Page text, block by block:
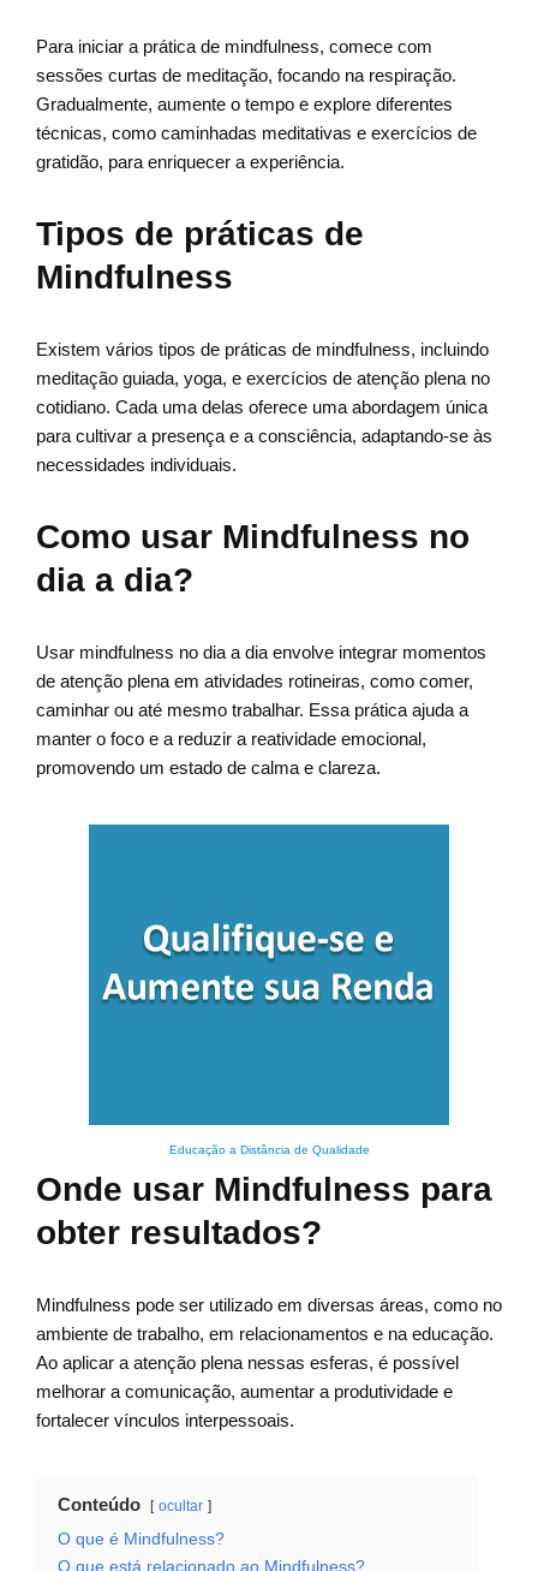
Para iniciar a prática de mindfulness, comece com
sessões curtas de meditação, focando na respiração.
Gradualmente, aumente o tempo e explore diferentes
técnicas, como caminhadas meditativas e exercícios de
gratidão, para enriquecer a experiência.
Tipos de práticas de
Mindfulness
Existem vários tipos de práticas de mindfulness, incluindo
meditação guiada, yoga, e exercícios de atenção plena no
cotidiano. Cada uma delas oferece uma abordagem única
para cultivar a presença e a consciência, adaptando-se às
necessidades individuais.
Como usar Mindfulness no
dia a dia?
Usar mindfulness no dia a dia envolve integrar momentos
de atenção plena em atividades rotineiras, como comer,
caminhar ou até mesmo trabalhar. Essa prática ajuda a
manter o foco e a reduzir a reatividade emocional,
promovendo um estado de calma e clareza.
Educação a Distância de Qualidade
Onde usar Mindfulness para
obter resultados?
Mindfulness pode ser utilizado em diversas áreas, como no
ambiente de trabalho, em relacionamentos e na educação.
Ao aplicar a atenção plena nessas esferas, é possível
melhorar a comunicação, aumentar a produtividade e
fortalecer vínculos interpessoais.
Conteúdo ocultar
O que é Mindfulness?
O que está relacionado ao Mindfulness?